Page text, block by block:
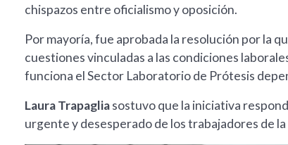
chispazos entre oficialismo y oposición.
Por mayoría, fue aprobada la resolución por la
cuestiones vinculadas a las condiciones
funciona el Sector Laboratorio de Prótesis
Laura Trapagliasostuvo que la iniciativa
urgente y desesperado de los trabajadores de la